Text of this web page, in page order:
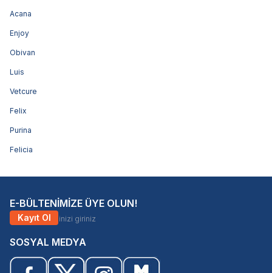
Acana
Enjoy
Obivan
Luis
Vetcure
Felix
Purina
Felicia
E-BÜLTENİMİZE ÜYE OLUN!
Kayıt Ol
SOSYAL MEDYA